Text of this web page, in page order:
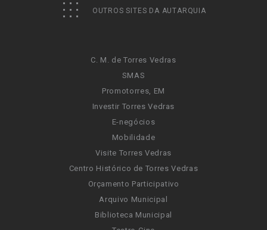
OUTROS SITES DA AUTARQUIA
C. M. de Torres Vedras
SMAS
Promotorres, EM
Investir Torres Vedras
E-negócios
Mobilidade
Visite Torres Vedras
Centro Histórico de Torres Vedras
Orçamento Participativo
Arquivo Municipal
Biblioteca Municipal